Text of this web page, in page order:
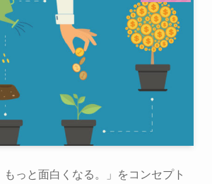
もっと面白くなる。」をコンセプト